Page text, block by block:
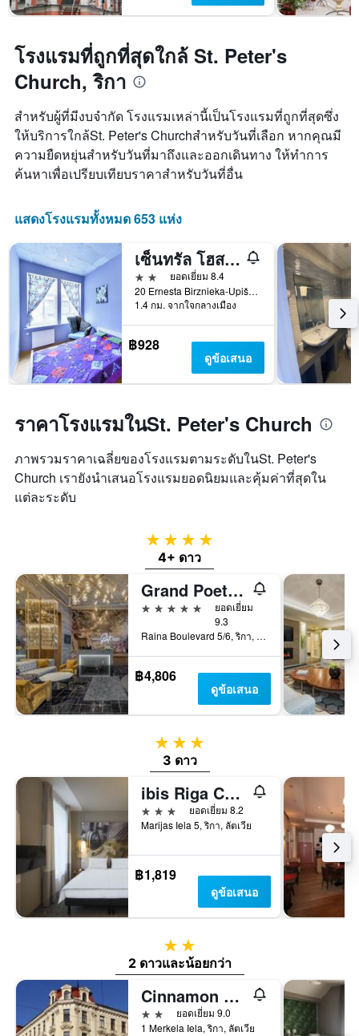
โรงแรมที่ถูกที่สุดใกล้ St. Peter's
Church, ริกา
สำหรับผู้ที่มีงบจำกัด โรงแรมเหล่านี้เป็นโรงแรมที่ถูกที่สุดซึ่ง
ให้บริการใกล้St. Peter's Churchสำหรับวันที่เลือก หากคุณมี
ความยืดหยุ่นสำหรับวันที่มาถึงและออกเดินทาง ให้ทำการ
ค้นหาเพื่อเปรียบเทียบราคาสำหรับวันที่อื่น
แสดงโรงแรมทั้งหมด 653 แห่ง
เซ็นทรัล โฮสเทล
2 ดาว
ยอดเยี่ยม 8.4
20 Ernesta Birznieka-Upiša Iela, ริกา, ลัตเวีย
1.4 กม. จากใจกลางเมือง
฿928
ดูข้อเสนอ
ราคาโรงแรมในSt. Peter's Church
ภาพรวมราคาเฉลี่ยของโรงแรมตามระดับในSt. Peter's
Church เรายังนำเสนอโรงแรมยอดนิยมและคุ้มค่าที่สุดใน
แต่ละระดับ
4 ดาว
4+ ดาว
Grand Poet Hotel By Semarah
5 ดาว
ยอดเยี่ยม
9.3
Raina Boulevard 5/6, ริกา, ลัตเวีย
฿4,806
ดูข้อเสนอ
3 ดาว
3 ดาว
ibis Riga Centre
3 ดาว
ยอดเยี่ยม 8.2
Marijas Iela 5, ริกา, ลัตเวีย
฿1,819
ดูข้อเสนอ
2 ดาว
2 ดาวและน้อยกว่า
Cinnamon Sally Backpackers Hostel
2 ดาว
ยอดเยี่ยม 9.0
1 Merkela Iela, ริกา, ลัตเวีย